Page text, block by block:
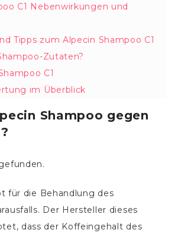
C1 Nebenwirkungen und
Tipps zum Alpecin Shampoo C1
Zutaten?
C1
im Überblick
Shampoo gegen
für die Behandlung des
Der Hersteller dieses
dass der Koffeingehalt des